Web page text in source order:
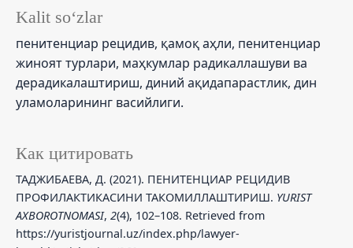
Kalit so‘zlar
пенитенциар рецидив, қамоқ аҳли, пенитенциар
жиноят турлари, маҳкумлар радикаллашуви ва
дерадикалаштириш, диний ақидапарастлик, дин
уламоларининг васийлиги.
Как цитировать
ТАДЖИБАЕВА, Д. (2021). ПЕНИТЕНЦИАР РЕЦИДИВ
ПРОФИЛАКТИКАСИНИ ТАКОМИЛЛАШТИРИШ. YURIST
AXBOROTNOMASI, 2(4), 102–108. Retrieved from
https://yuristjournal.uz/index.php/lawyer-